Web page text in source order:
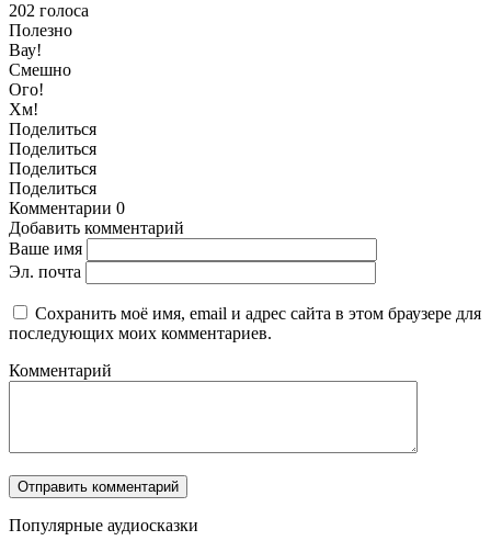
202 голоса
Полезно
Вау!
Смешно
Ого!
Хм!
Поделиться
Поделиться
Поделиться
Поделиться
Комментарии 0
Добавить комментарий
Ваше имя
Эл. почта
Сохранить моё имя, email и адрес сайта в этом браузере для
последующих моих комментариев.
Комментарий
Популярные аудиосказки